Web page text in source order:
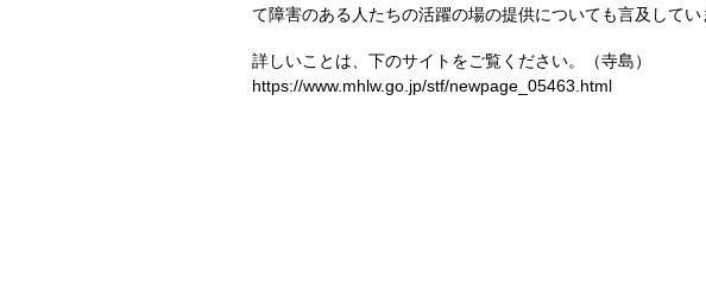
て障害のある人たちの活躍の場の提供についても言及してい
詳しいことは、下のサイトをご覧ください。（寺島）
https://www.mhlw.go.jp/stf/newpage_05463.html